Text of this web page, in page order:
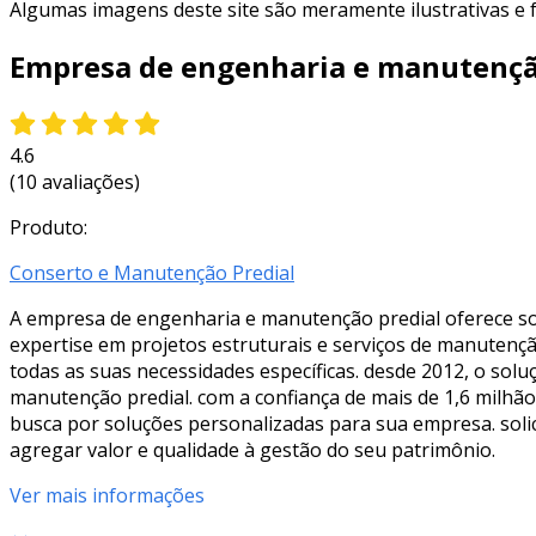
Algumas imagens deste site são meramente ilustrativas
Empresa de engenharia e
4.6
(10 avaliações)
Produto:
Conserto e Manutenção Predial
A empresa de engenharia e manutenção predial oferece
expertise em projetos estruturais e serviços de
todas as suas necessidades específicas. desde 2012, o
manutenção predial. com a confiança de mais de 1,6
busca por soluções personalizadas para sua empresa.
agregar valor e qualidade à gestão do seu patrimônio.
Ver mais informações